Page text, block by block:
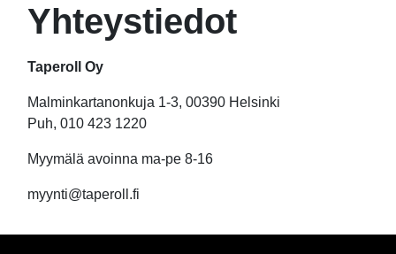
Yhteystiedot
Taperoll Oy
Malminkartanonkuja 1-3, 00390 Helsinki
Puh, 010 423 1220
Myymälä avoinna ma-pe 8-16
myynti@taperoll.fi